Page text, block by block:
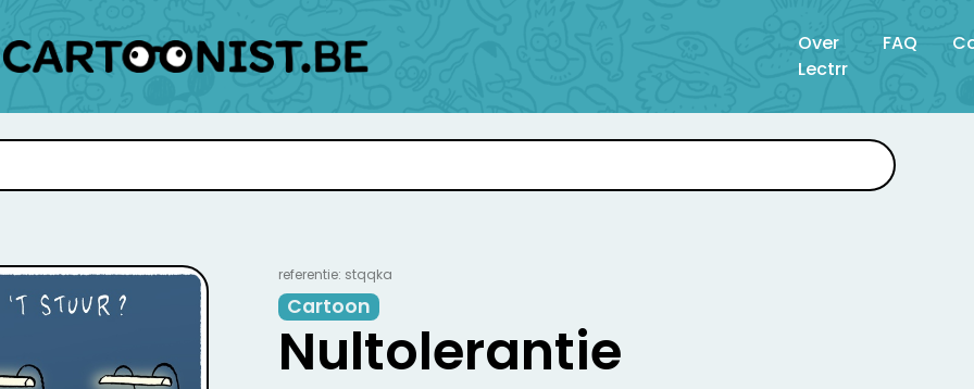
Over
Lectrr
FAQ
referentie: stqqka
Cartoon
Nultolerantie